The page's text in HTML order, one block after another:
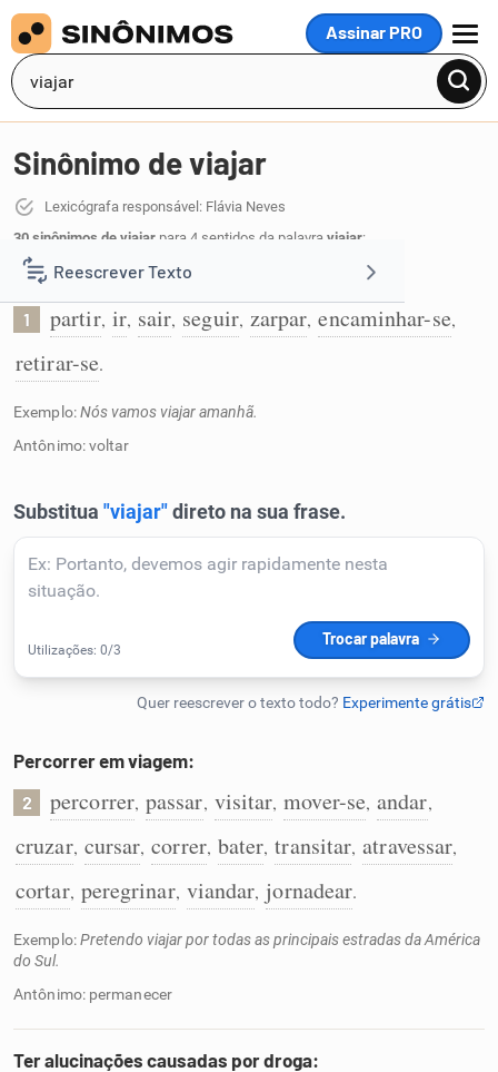
Assinar PRO
MENU
Reescrever Texto
Resumir Texto
Humanizador de IA
Cata-letras
Caça-palavras
Dicionário
Sinônimos
Sinônimo de viajar
Lexicógrafa responsável: Flávia Neves
30 sinônimos de viajar para 4 sentidos da palavra viajar:
Partir em viagem:
1 partir, ir, sair, seguir, zarpar, encaminhar-se,
retirar-se.
Exemplo:Nós vamos viajar amanhã.
Antônimo: voltar
Percorrer em viagem:
2 percorrer, passar, visitar, mover-se, andar,
cruzar, cursar, correr, bater, transitar, atravessar,
cortar, peregrinar, viandar, jornadear.
Exemplo:Pretendo viajar por todas as principais estradas da América
do Sul.
Antônimo: permanecer
Ter alucinações causadas por droga: